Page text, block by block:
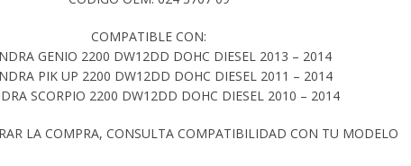
COMPATIBLE CON:
GENIO 2200 DW12DD DOHC DIESEL 2013 – 2014
PIK UP 2200 DW12DD DOHC DIESEL 2011 – 2014
SCORPIO 2200 DW12DD DOHC DIESEL 2010 – 2014
LA COMPRA, CONSULTA COMPATIBILIDAD CON TU MODELO